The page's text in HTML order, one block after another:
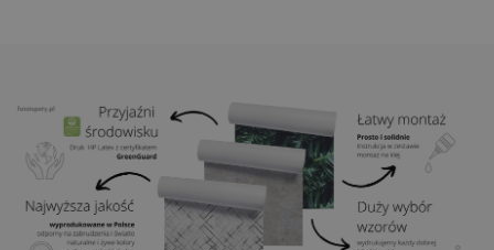
Klej:Niepotrzebny
Zastosowanie:Salon, sypialnia, pomieszczenia
biurowe, przedpokój i wiele innych